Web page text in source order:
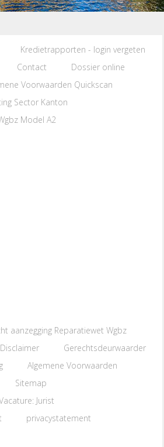
Kredietrapporten - login vergeten
Contact
Dossier online
Voorwaarden Quickscan
Sector Kanton
Model A2
aanzegging Reparatiewet Wgbz
Disclaimer
Gerechtsdeurwaarder
Algemene Voorwaarden
Sitemap
Jurist
privacystatement